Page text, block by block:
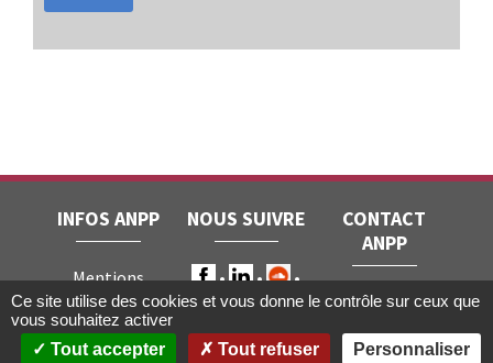
INFOS ANPP
Mentions
légales RGPD
Contact
Gestion des
NOUS SUIVRE
CONTACT
ANPP
ANPP • 22, rue
Joubert • 75009
Paris
Ce site utilise des cookies et vous donne le contrôle sur ceux que
vous souhaitez activer
Tout accepter
Tout refuser Personnaliser